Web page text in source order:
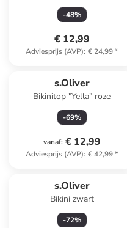
-48%
€ 12,99
Adviesprijs (AVP): € 24,99*
s.Oliver
Bikinitop "Yella" roze
-69%
vanaf: € 12,99
Adviesprijs (AVP): € 42,99*
s.Oliver
Bikini zwart
-72%